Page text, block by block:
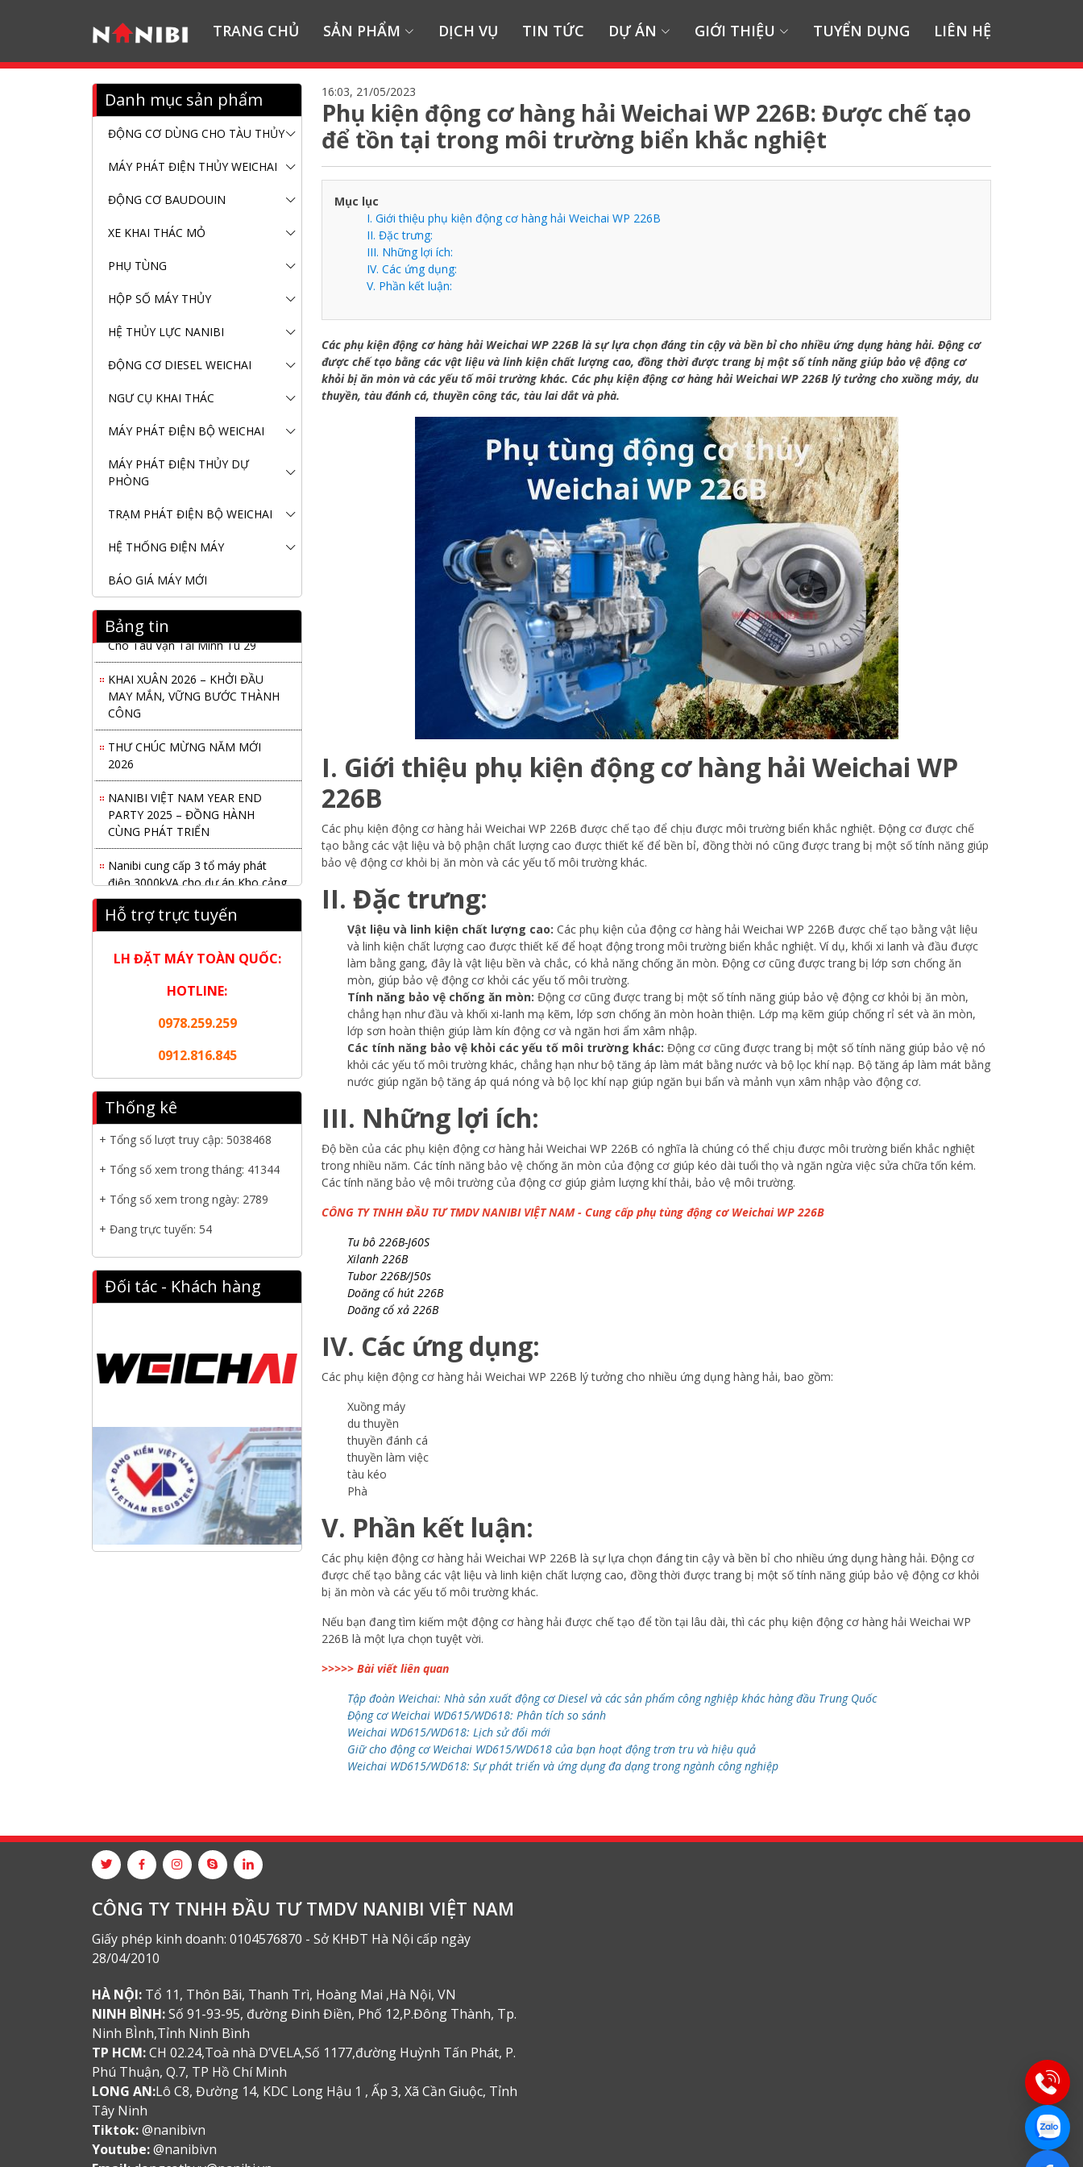
TRANG CHỦ SẢN PHẨM DỊCH VỤ TIN TỨC DỰ ÁN GIỚI THIỆU TUYỂN DỤNG LIÊN HỆ
Danh mục sản phẩm
ĐỘNG CƠ DÙNG CHO TÀU THỦY
MÁY PHÁT ĐIỆN THỦY WEICHAI
ĐỘNG CƠ BAUDOUIN
XE KHAI THÁC MỎ
PHỤ TÙNG
HỘP SỐ MÁY THỦY
HỆ THỦY LỰC NANIBI
ĐỘNG CƠ DIESEL WEICHAI
NGƯ CỤ KHAI THÁC
MÁY PHÁT ĐIỆN BỘ WEICHAI
MÁY PHÁT ĐIỆN THỦY DỰ
PHÒNG
TRẠM PHÁT ĐIỆN BỘ WEICHAI
HỆ THỐNG ĐIỆN MÁY
BÁO GIÁ MÁY MỚI
Bảng tin
Nanibi Cung Cấp Động Cơ Weichai
Cho Tàu Vận Tải Minh Tú 29
KHAI XUÂN 2026 – KHỞI ĐẦU
MAY MẮN, VỮNG BƯỚC THÀNH
CÔNG
THƯ CHÚC MỪNG NĂM MỚI
2026
NANIBI VIỆT NAM YEAR END
PARTY 2025 – ĐỒNG HÀNH
CÙNG PHÁT TRIỂN
Nanibi cung cấp 3 tổ máy phát
điện 3000kVA cho dự án Kho cảng
Hội nghị tổng kết công tác năm
2026 do chi hội tàu du lịch Hạ
Ninh Bình & kỷ niệm 15 năm phát
Tập đoàn Công nghiệp nặng Sơn
Đông tổ chức Hội nghị đối tác
toàn cầu tại Jakarta
Nanibi Cung Cấp Động Cơ Weichai
Cho Tàu Vận Tải Minh Tú 29
KHAI XUÂN 2026 – KHỞI ĐẦU
CÔNG
2026
CÙNG PHÁT TRIỂN
Nanibi cung cấp 3 tổ máy phát
Hội nghị tổng kết công tác năm
2025 và triển khai nhiệm vụ năm
2026 do chi hội tàu du lịch Hạ
Long
NANIBI khai trương văn phòng
Ninh Bình & kỷ niệm 15 năm phát
Hỗ trợ trực tuyến
LH ĐẶT MÁY TOÀN QUỐC:
HOTLINE:
0978.259.259
0912.816.845
Thống kê
+ Tổng số lượt truy cập: 5038468
+ Tổng số xem trong tháng: 41344
+ Tổng số xem trong ngày: 2789
+ Đang trực tuyến: 54
Đối tác - Khách hàng
16:03, 21/05/2023
Phụ kiện động cơ hàng hải Weichai WP 226B: Được chế tạo
để tồn tại trong môi trường biển khắc nghiệt
Mục lục
I. Giới thiệu phụ kiện động cơ hàng hải Weichai WP 226B
II. Đặc trưng:
III. Những lợi ích:
IV. Các ứng dụng:
V. Phần kết luận:
Các phụ kiện động cơ hàng hải Weichai WP 226B là sự lựa chọn đáng tin cậy và bền bỉ cho nhiều ứng dụng hàng hải. Động cơ
được chế tạo bằng các vật liệu và linh kiện chất lượng cao, đồng thời được trang bị một số tính năng giúp bảo vệ động cơ
khỏi bị ăn mòn và các yếu tố môi trường khác. Các phụ kiện động cơ hàng hải Weichai WP 226B lý tưởng cho xuồng máy, du
thuyền, tàu đánh cá, thuyền công tác, tàu lai dắt và phà.
I. Giới thiệu phụ kiện động cơ hàng hải Weichai WP
226B
Các phụ kiện động cơ hàng hải Weichai WP 226B được chế tạo để chịu được môi trường biển khắc nghiệt. Động cơ được chế
tạo bằng các vật liệu và bộ phận chất lượng cao được thiết kế để bền bỉ, đồng thời nó cũng được trang bị một số tính năng giúp
bảo vệ động cơ khỏi bị ăn mòn và các yếu tố môi trường khác.
II. Đặc trưng:
Vật liệu và linh kiện chất lượng cao: Các phụ kiện của động cơ hàng hải Weichai WP 226B được chế tạo bằng vật liệu
và linh kiện chất lượng cao được thiết kế để hoạt động trong môi trường biển khắc nghiệt. Ví dụ, khối xi lanh và đầu được
làm bằng gang, đây là vật liệu bền và chắc, có khả năng chống ăn mòn. Động cơ cũng được trang bị lớp sơn chống ăn
mòn, giúp bảo vệ động cơ khỏi các yếu tố môi trường.
Tính năng bảo vệ chống ăn mòn: Động cơ cũng được trang bị một số tính năng giúp bảo vệ động cơ khỏi bị ăn mòn,
chẳng hạn như đầu và khối xi-lanh mạ kẽm, lớp sơn chống ăn mòn hoàn thiện. Lớp mạ kẽm giúp chống rỉ sét và ăn mòn,
lớp sơn hoàn thiện giúp làm kín động cơ và ngăn hơi ẩm xâm nhập.
Các tính năng bảo vệ khỏi các yếu tố môi trường khác: Động cơ cũng được trang bị một số tính năng giúp bảo vệ nó
khỏi các yếu tố môi trường khác, chẳng hạn như bộ tăng áp làm mát bằng nước và bộ lọc khí nạp. Bộ tăng áp làm mát bằng
nước giúp ngăn bộ tăng áp quá nóng và bộ lọc khí nạp giúp ngăn bụi bẩn và mảnh vụn xâm nhập vào động cơ.
III. Những lợi ích:
Độ bền của các phụ kiện động cơ hàng hải Weichai WP 226B có ​​nghĩa là chúng có thể chịu được môi trường biển khắc nghiệt
trong nhiều năm. Các tính năng bảo vệ chống ăn mòn của động cơ giúp kéo dài tuổi thọ và ngăn ngừa việc sửa chữa tốn kém.
Các tính năng bảo vệ môi trường của động cơ giúp giảm lượng khí thải, bảo vệ môi trường.
CÔNG TY TNHH ĐẦU TƯ TMDV NANIBI VIỆT NAM - Cung cấp phụ tùng động cơ Weichai WP 226B
Tu bô 226B-J60S
Xilanh 226B
Tubor 226B/J50s
Doăng cổ hút 226B
Doăng cổ xả 226B
IV. Các ứng dụng:
Các phụ kiện động cơ hàng hải Weichai WP 226B lý tưởng cho nhiều ứng dụng hàng hải, bao gồm:
Xuồng máy
du thuyền
thuyền đánh cá
thuyền làm việc
tàu kéo
Phà
V. Phần kết luận:
Các phụ kiện động cơ hàng hải Weichai WP 226B là sự lựa chọn đáng tin cậy và bền bỉ cho nhiều ứng dụng hàng hải. Động cơ
được chế tạo bằng các vật liệu và linh kiện chất lượng cao, đồng thời được trang bị một số tính năng giúp bảo vệ động cơ khỏi
bị ăn mòn và các yếu tố môi trường khác.
Nếu bạn đang tìm kiếm một động cơ hàng hải được chế tạo để tồn tại lâu dài, thì các phụ kiện động cơ hàng hải Weichai WP
226B là một lựa chọn tuyệt vời.
>>>>> Bài viết liên quan
Tập đoàn Weichai: Nhà sản xuất động cơ Diesel và các sản phẩm công nghiệp khác hàng đầu Trung Quốc
Động cơ Weichai WD615/WD618: Phân tích so sánh
Weichai WD615/WD618: Lịch sử đổi mới
Giữ cho động cơ Weichai WD615/WD618 của bạn hoạt động trơn tru và hiệu quả
Weichai WD615/WD618: Sự phát triển và ứng dụng đa dạng trong ngành công nghiệp
CÔNG TY TNHH ĐẦU TƯ TMDV NANIBI VIỆT NAM
Giấy phép kinh doanh: 0104576870 - Sở KHĐT Hà Nội cấp ngày
28/04/2010
HÀ NỘI: Tổ 11, Thôn Bãi, Thanh Trì, Hoàng Mai ,Hà Nội, VN
NINH BÌNH:Số 91-93-95, đường Đinh Điền, Phố 12,P.Đông Thành, Tp.
Ninh BÌnh,Tỉnh Ninh Bình
TP HCM:CH 02.24,Toà nhà D’VELA,Số 1177,đường Huỳnh Tấn Phát, P.
Phú Thuận, Q.7, TP Hồ Chí Minh
LONG AN:Lô C8, Đường 14, KDC Long Hậu 1 , Ấp 3, Xã Cần Giuộc, Tỉnh
Tây Ninh
Tiktok:@nanibivn
Youtube:@nanibivn